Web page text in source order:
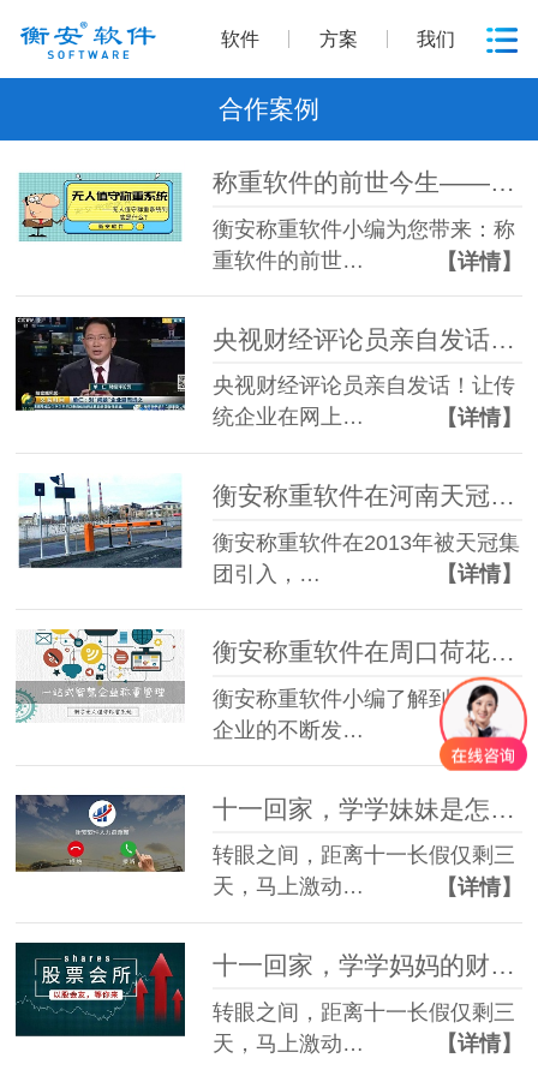
软件 方案 我们
合作案例
称重软件的前世今生——十六两秤的故事
衡安称重软件小编为您带来：称
重软件的前世…
【详情】
央视财经评论员亲自发话！让传
统企业在网上…
【详情】
衡安称重软件在河南天冠集团的粮食收购计量管理系统案例
衡安称重软件在2013年被天冠集
团引入，…
【详情】
衡安称重软件在周口荷花面粉厂智能流程化管控案例
衡安称重软件小编了解到，随着
企业的不断发…
【详情】
转眼之间，距离十一长假仅剩三
天，马上激动…
【详情】
十一回家，学学妈妈的财富之道
转眼之间，距离十一长假仅剩三
天，马上激动…
【详情】